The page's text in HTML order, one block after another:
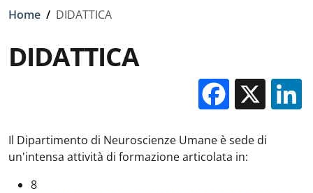
Briciole di pane
Home / DIDATTICA
DIDATTICA
X
Il Dipartimento di Neuroscienze Umane è sede di
un'intensa attività di formazione articolata in:
8